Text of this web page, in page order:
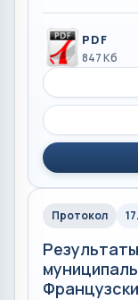
PDF
847 Кб
Протокол